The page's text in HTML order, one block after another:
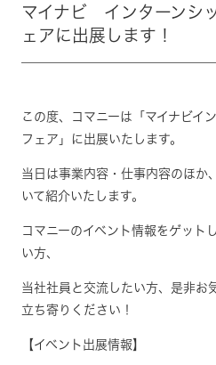
マイナビ インターンシ
ェアに出展します！
この度、コマニーは「マイナビイ
フェア」に出展いたします。
当日は事業内容・仕事内容のほか
いて紹介いたします。
コマニーのイベント情報をゲット
い方、
当社社員と交流したい方、是非お
立ち寄りください！
【イベント出展情報】